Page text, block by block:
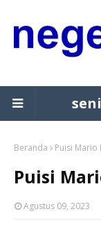
Beranda Puisi Mario
Puisi
Agustus 09, 2023